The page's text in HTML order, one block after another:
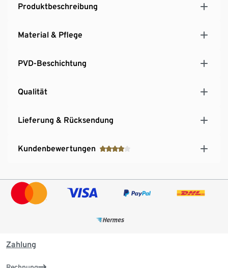
Produktbeschreibung
Material & Pflege
PVD-Beschichtung
Qualität
Lieferung & Rücksendung
Kundenbewertungen
Zahlung